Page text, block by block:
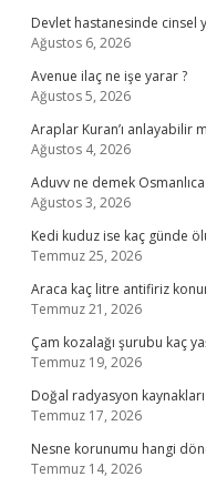
Devlet hastanesinde cinsel
Ağustos 6, 2026
Avenue ilaç ne işe yarar ?
Ağustos 5, 2026
Araplar Kuran’ı anlayabilir
Ağustos 4, 2026
Aduvv ne demek Osmanlıca
Ağustos 3, 2026
Kedi kuduz ise kaç günde
Temmuz 25, 2026
Araca kaç litre antifiriz
Temmuz 21, 2026
Çam kozalağı şurubu kaç
Temmuz 19, 2026
Doğal radyasyon
Temmuz 17, 2026
Nesne korunumu hangi
Temmuz 14, 2026